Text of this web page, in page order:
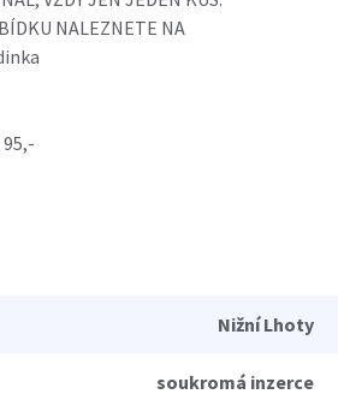
NALEZNETE NA
95,-
Nižní Lhoty
soukromá inzerce